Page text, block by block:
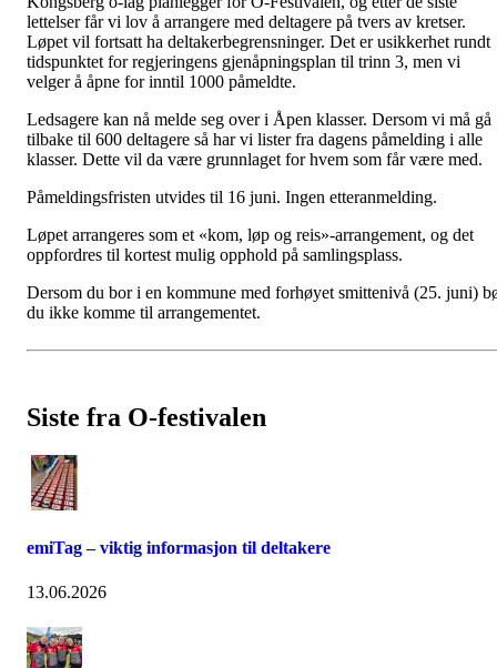
lettelser får vi lov å arrangere med deltagere på tvers av kretser.
Løpet vil fortsatt ha deltakerbegrensninger. Det er usikkerhet rundt
tidspunktet for regjeringens gjenåpningsplan til trinn 3, men vi
velger å åpne for inntil 1000 påmeldte.
Ledsagere kan nå melde seg over i Åpen klasser. Dersom vi må gå
tilbake til 600 deltagere så har vi lister fra dagens påmelding i alle
klasser. Dette vil da være grunnlaget for hvem som får være med.
Påmeldingsfristen utvides til 16 juni. Ingen etteranmelding.
Løpet arrangeres som et «kom, løp og reis»-arrangement, og det
oppfordres til kortest mulig opphold på samlingsplass.
Dersom du bor i en kommune med forhøyet smittenivå (25. juni)
du ikke komme til arrangementet.
Siste fra O-festivalen
emiTag – viktig informasjon til deltakere
13.06.2026